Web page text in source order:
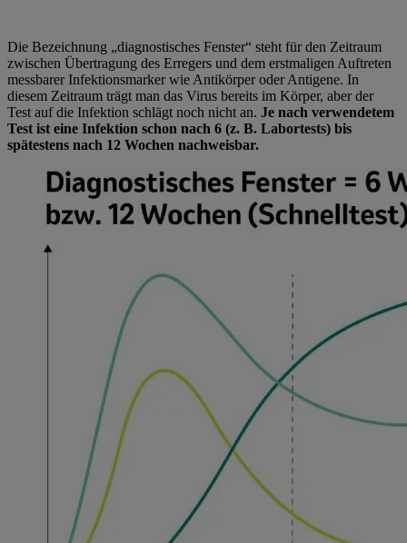
Die Bezeichnung „diagnostisches Fenster“ steht für den Zeitraum
zwischen Übertragung des Erregers und dem erstmaligen Auftreten
messbarer Infektionsmarker wie Antikörper oder Antigene. In
diesem Zeitraum trägt man das Virus bereits im Körper, aber der
Test auf die Infektion schlägt noch nicht an. Je nach verwendetem
Test ist eine Infektion schon nach 6 (z. B. Labortests) bis
spätestens nach 12 Wochen nachweisbar.